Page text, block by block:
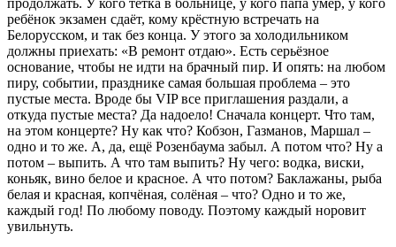
ребёнок экзамен сдаёт, кому крёстную встречать на
Белорусском, и так без конца. У этого за холодильником
должны приехать: «В ремонт отдаю». Есть серьёзное
основание, чтобы не идти на брачный пир. И опять: на любом
пиру, событии, празднике самая большая проблема – это
пустые места. Вроде бы VIP все приглашения раздали, а
откуда пустые места? Да надоело! Сначала концерт. Что там,
на этом концерте? Ну как что? Кобзон, Газманов, Маршал –
одно и то же. А, да, ещё Розенбаума забыл. А потом что? Ну а
потом – выпить. А что там выпить? Ну чего: водка, виски,
коньяк, вино белое и красное. А что потом? Баклажаны, рыба
белая и красная, копчёная, солёная – что? Одно и то же,
каждый год! По любому поводу. Поэтому каждый норовит
увильнуть.